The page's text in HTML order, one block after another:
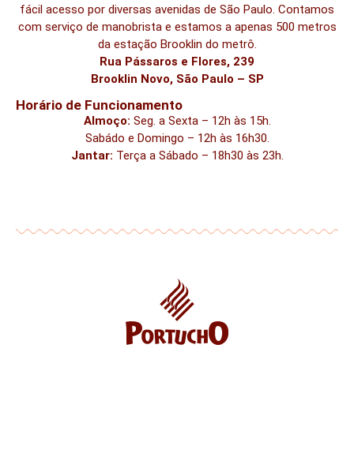
fácil acesso por diversas avenidas de São Paulo. Contamos
com serviço de manobrista e estamos a apenas 500 metros
da estação Brooklin do metrô.
Rua Pássaros e Flores, 239
Brooklin Novo, São Paulo – SP
Horário de Funcionamento
Almoço: Seg. a Sexta – 12h às 15h.
Sabádo e Domingo – 12h às 16h30.
Jantar: Terça a Sábado – 18h30 às 23h.